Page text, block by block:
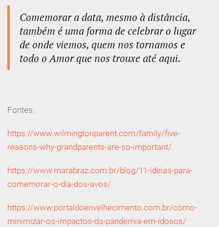
Comemorar a data, mesmo à distância,
também é uma forma de celebrar o lugar
de onde viemos, quem nos tornamos e
todo o Amor que nos trouxe até aqui.
Fontes:
https://www.wilmingtonparent.com/family/five-
reasons-why-grandparents-are-so-important/
https://www.marabraz.com.br/blog/11-ideias-para-
comemorar-o-dia-dos-avos/
https://www.portaldoenvelhecimento.com.br/como-
minimizar-os-impactos-da-pandemia-em-idosos/